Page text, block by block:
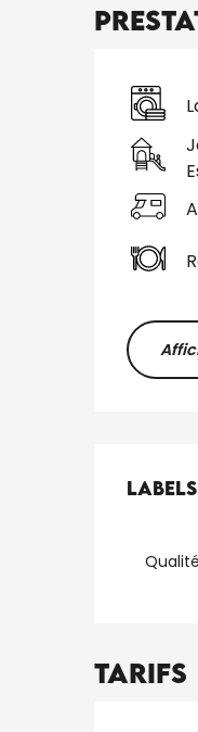
Labels
Labels
Tarifs